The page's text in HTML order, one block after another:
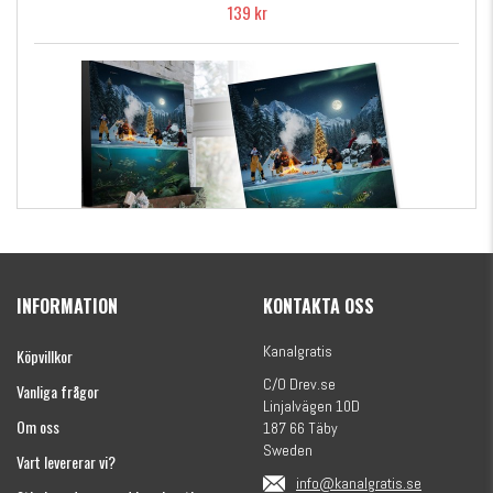
139 kr
(julkalender)
INFORMATION
Köpvillkor
Vanliga frågor
Om oss
Vart levererar vi?
KONTAKTA OSS
Kanalgratis
C/O Drev.se
Linjalvägen 10D
187 66 Täby
Sweden
info@kanalgratis.se